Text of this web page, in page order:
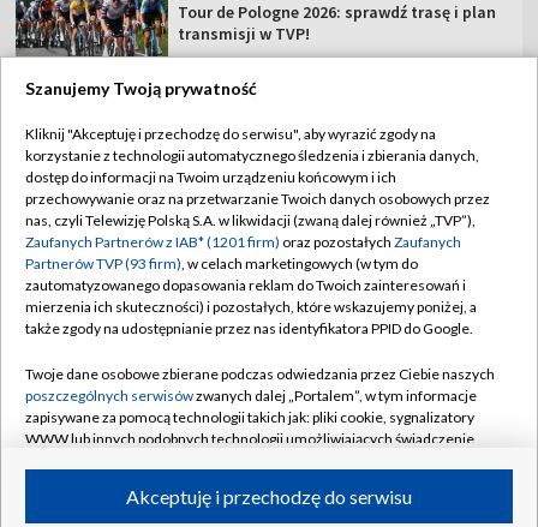
Tour de Pologne 2026: sprawdź trasę i plan
transmisji w TVP!
TVP
Abonament TVP
Sklep TVP
Biuro Reklamy
Oferta Handlowa
Emisja w TVP
Rada Programowa
Ogłoszenia przetargowe
Akademia Telewizyjna
Regulamin TVP
Polityka prywatności
Moje zgody
Biuro reklamy
Kanały
©2026 Telewizja Polska Spółka Akcyjna w likwidacji
Szanujemy Twoją prywatność
Kliknij "Akceptuję i przechodzę do serwisu", aby wyrazić zgody na
korzystanie z technologii automatycznego śledzenia i zbierania danych,
dostęp do informacji na Twoim urządzeniu końcowym i ich
przechowywanie oraz na przetwarzanie Twoich danych osobowych przez
nas, czyli Telewizję Polską S.A. w likwidacji (zwaną dalej również „TVP”),
Zaufanych Partnerów z IAB* (1201 firm) oraz pozostałych Zaufanych
Partnerów TVP (93 firm), w celach marketingowych (w tym do
zautomatyzowanego dopasowania reklam do Twoich zainteresowań i
mierzenia ich skuteczności) i pozostałych, które wskazujemy poniżej, a
także zgody na udostępnianie przez nas identyfikatora PPID do Google.
Twoje dane osobowe zbierane podczas odwiedzania przez Ciebie naszych
poszczególnych serwisówzwanych dalej „Portalem”, w tym informacje
zapisywane za pomocą technologii takich jak: pliki cookie, sygnalizatory
WWW lub innych podobnych technologii umożliwiających świadczenie
ruchu w Internecie.Akceptuję i przechodzę do serwisu